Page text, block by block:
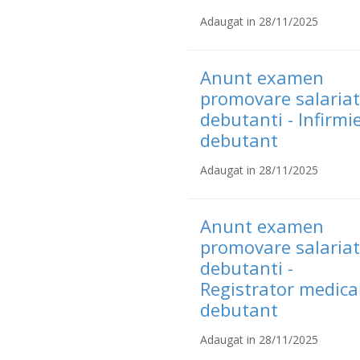
Adaugat in 28/11/2025
Anunt examen
promovare
debutanti -
debutant
Adaugat in 28/11/2025
Anunt examen
promovare
debutanti -
Registrator
debutant
Adaugat in 28/11/2025